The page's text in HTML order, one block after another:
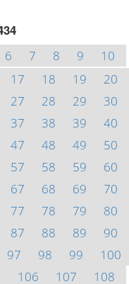
6 7 8 9
10
17 18 19
20
27 28 29
30
37 38 39
40
47 48 49
50
57 58 59
60
67 68 69
70
77 78 79
80
87 88 89
90
97 98 99
100
106 107
108